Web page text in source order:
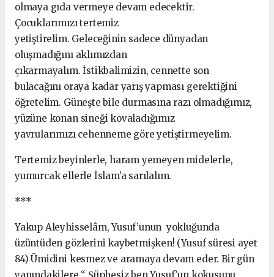
olmaya gıda vermeye devam edecektir.
Çocuklarımızı tertemiz
yetiştirelim. Geleceğinin sadece dünyadan
oluşmadığını aklımızdan
çıkarmayalım. İstikbalimizin, cennette son
bulacağını oraya kadar yarış yapması gerektiğini
öğretelim. Güneşte bile durmasına razı olmadığımız,
yüzüne konan sineği kovaladığımız
yavrularımızı cehenneme göre yetiştirmeyelim.
Tertemiz beyinlerle, haram yemeyen midelerle,
yumurcak ellerle İslam’a sarılalım.
***
Yakup Aleyhisselâm, Yusuf’unun yokluğunda
üzüntüden gözlerini kaybetmişken! (Yusuf süresi ayet
84) Ümidini kesmez ve aramaya devam eder. Bir gün
yanındakilere “ Şüphesiz ben Yusuf’un kokusunu